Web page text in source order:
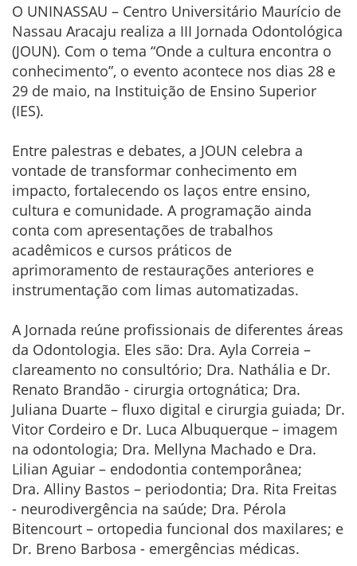
O UNINASSAU – Centro Universitário Maurício de
Nassau Aracaju realiza a III Jornada Odontológica
(JOUN). Com o tema “Onde a cultura encontra o
conhecimento”, o evento acontece nos dias 28 e
29 de maio, na Instituição de Ensino Superior
(IES).
Entre palestras e debates, a JOUN celebra a
vontade de transformar conhecimento em
impacto, fortalecendo os laços entre ensino,
cultura e comunidade. A programação ainda
conta com apresentações de trabalhos
acadêmicos e cursos práticos de
aprimoramento de restaurações anteriores e
instrumentação com limas automatizadas.
A Jornada reúne profissionais de diferentes áreas
da Odontologia. Eles são: Dra. Ayla Correia –
clareamento no consultório; Dra. Nathália e Dr.
Renato Brandão - cirurgia ortognática; Dra.
Juliana Duarte – fluxo digital e cirurgia guiada; Dr.
Vitor Cordeiro e Dr. Luca Albuquerque – imagem
na odontologia; Dra. Mellyna Machado e Dra.
Lilian Aguiar – endodontia contemporânea;
Dra. Alliny Bastos – periodontia; Dra. Rita Freitas
- neurodivergência na saúde; Dra. Pérola
Bitencourt – ortopedia funcional dos maxilares; e
Dr. Breno Barbosa - emergências médicas.